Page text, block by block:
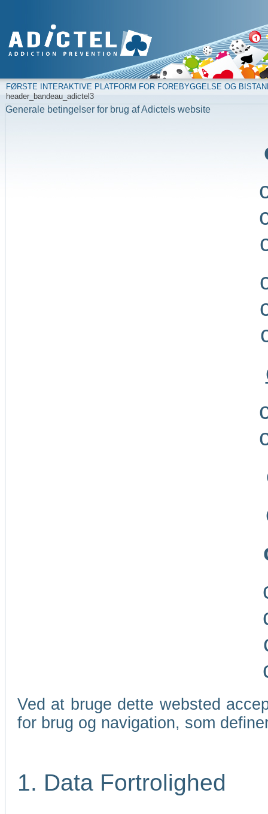
FØRSTE INTERAKTIVE PLATFORM FOR FOREBYGGELSE OG
header_bandeau_adictel3
Generale betingelser for brug af Adictels website
Ved at bruge dette websted
for brug og navigation, som
1. Data Fortrolighed